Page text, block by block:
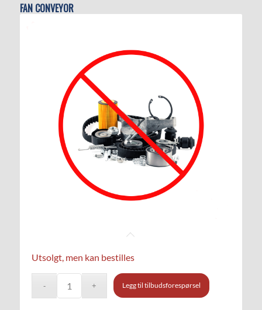
FAN CONVEYOR
Utsolgt, men kan bestilles
Legg til tilbudsforespørsel